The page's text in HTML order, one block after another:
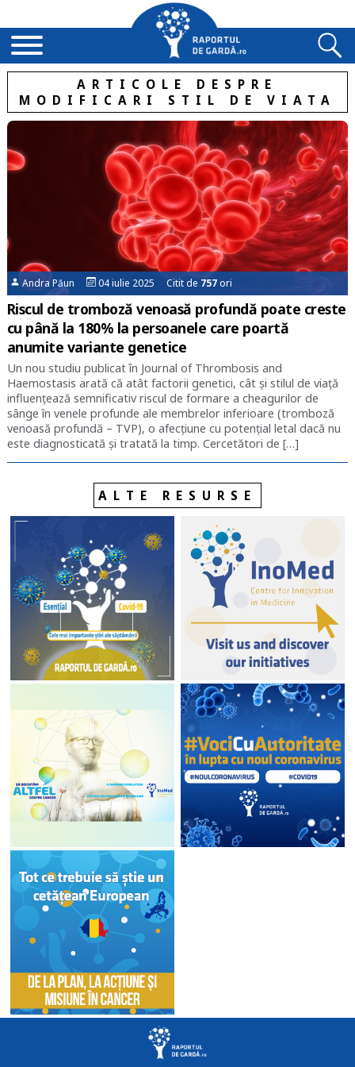
ARTICOLE DESPRE
MODIFICARI STIL DE VIATA
Andra Păun 04 iulie 2025 Citit de 757ori
Riscul de tromboză venoasă profundă poate creste
cu până la 180% la persoanele care poartă
anumite variante genetice
Un nou studiu publicat în Journal of Thrombosis and
Haemostasis arată că atât factorii genetici, cât și stilul de viață
influențează semnificativ riscul de formare a cheagurilor de
sânge în venele profunde ale membrelor inferioare (tromboză
venoasă profundă – TVP), o afecțiune cu potențial letal dacă nu
este diagnosticată și tratată la timp. Cercetători de […]
ALTE RESURSE